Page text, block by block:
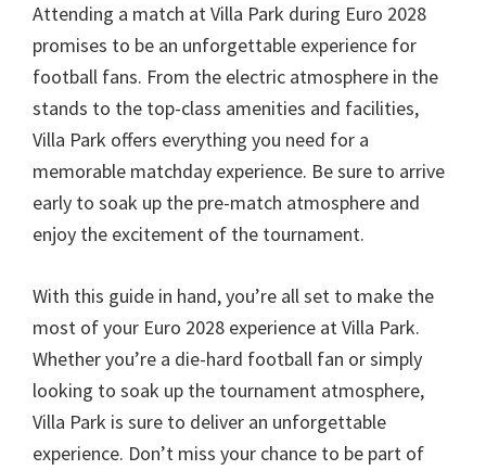
Attending a match at Villa Park during Euro 2028
promises to be an unforgettable experience for
football fans. From the electric atmosphere in the
stands to the top-class amenities and facilities,
Villa Park offers everything you need for a
memorable matchday experience. Be sure to arrive
early to soak up the pre-match atmosphere and
enjoy the excitement of the tournament.
With this guide in hand,you’re all set to make the
most of your Euro 2028 experience at Villa Park.
Whether you’re a die-hard football fan or simply
looking to soak up the tournament atmosphere,
Villa Park is sure to deliver an unforgettable
experience. Don’t miss your chance to be part of